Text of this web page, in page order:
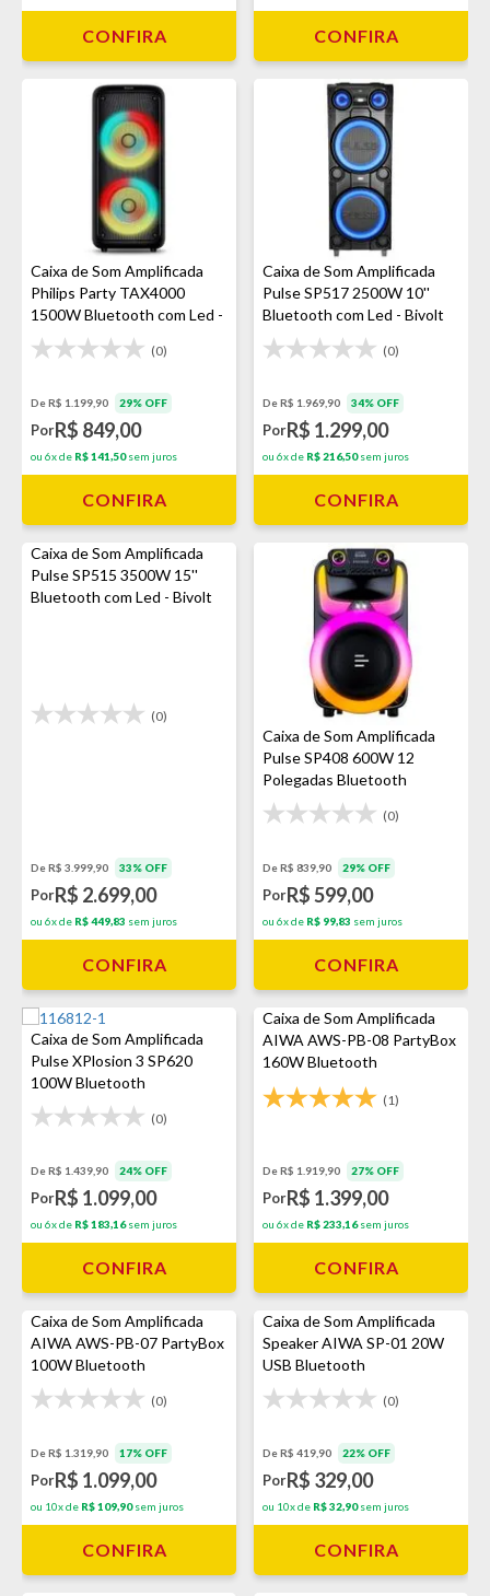
CONFIRA CONFIRA
Caixa de Som Amplificada
Philips Party TAX4000
1500W Bluetooth com Led -
Bivolt
(0)
De R$ 1.199,90 29% OFF
PorR$ 849,00
ou 6x de R$ 141,50sem juros
CONFIRA
Caixa de Som Amplificada
Pulse SP517 2500W 10''
Bluetooth com Led - Bivolt
(0)
De R$ 1.969,90 34% OFF
PorR$ 1.299,00
ou 6x de R$ 216,50sem juros
CONFIRA
Caixa de Som Amplificada
Pulse SP515 3500W 15''
Bluetooth com Led - Bivolt
(0)
De R$ 3.999,90 33% OFF
PorR$ 2.699,00
ou 6x de R$ 449,83 sem juros
CONFIRA
Caixa de Som Amplificada
Pulse SP408 600W 12
Polegadas Bluetooth
(0)
De R$ 839,90 29% OFF
PorR$ 599,00
ou 6x de R$ 99,83 sem juros
CONFIRA
Caixa de Som Amplificada
Pulse XPlosion 3 SP620
100W Bluetooth
(0)
De R$ 1.439,90 24% OFF
PorR$ 1.099,00
ou 6x de R$ 183,16sem juros
CONFIRA
Caixa de Som Amplificada
AIWA AWS-PB-08 PartyBox
160W Bluetooth
(1)
De R$ 1.919,90 27% OFF
PorR$ 1.399,00
ou 6x de R$ 233,16sem juros
CONFIRA
Caixa de Som Amplificada
AIWA AWS-PB-07 PartyBox
100W Bluetooth
(0)
De R$ 1.319,90 17% OFF
PorR$ 1.099,00
ou 10x de R$ 109,90sem juros
CONFIRA
Caixa de Som Amplificada
Speaker AIWA SP-01 20W
USB Bluetooth
(0)
De R$ 419,90 22% OFF
PorR$ 329,00
ou 10x de R$ 32,90sem juros
CONFIRA